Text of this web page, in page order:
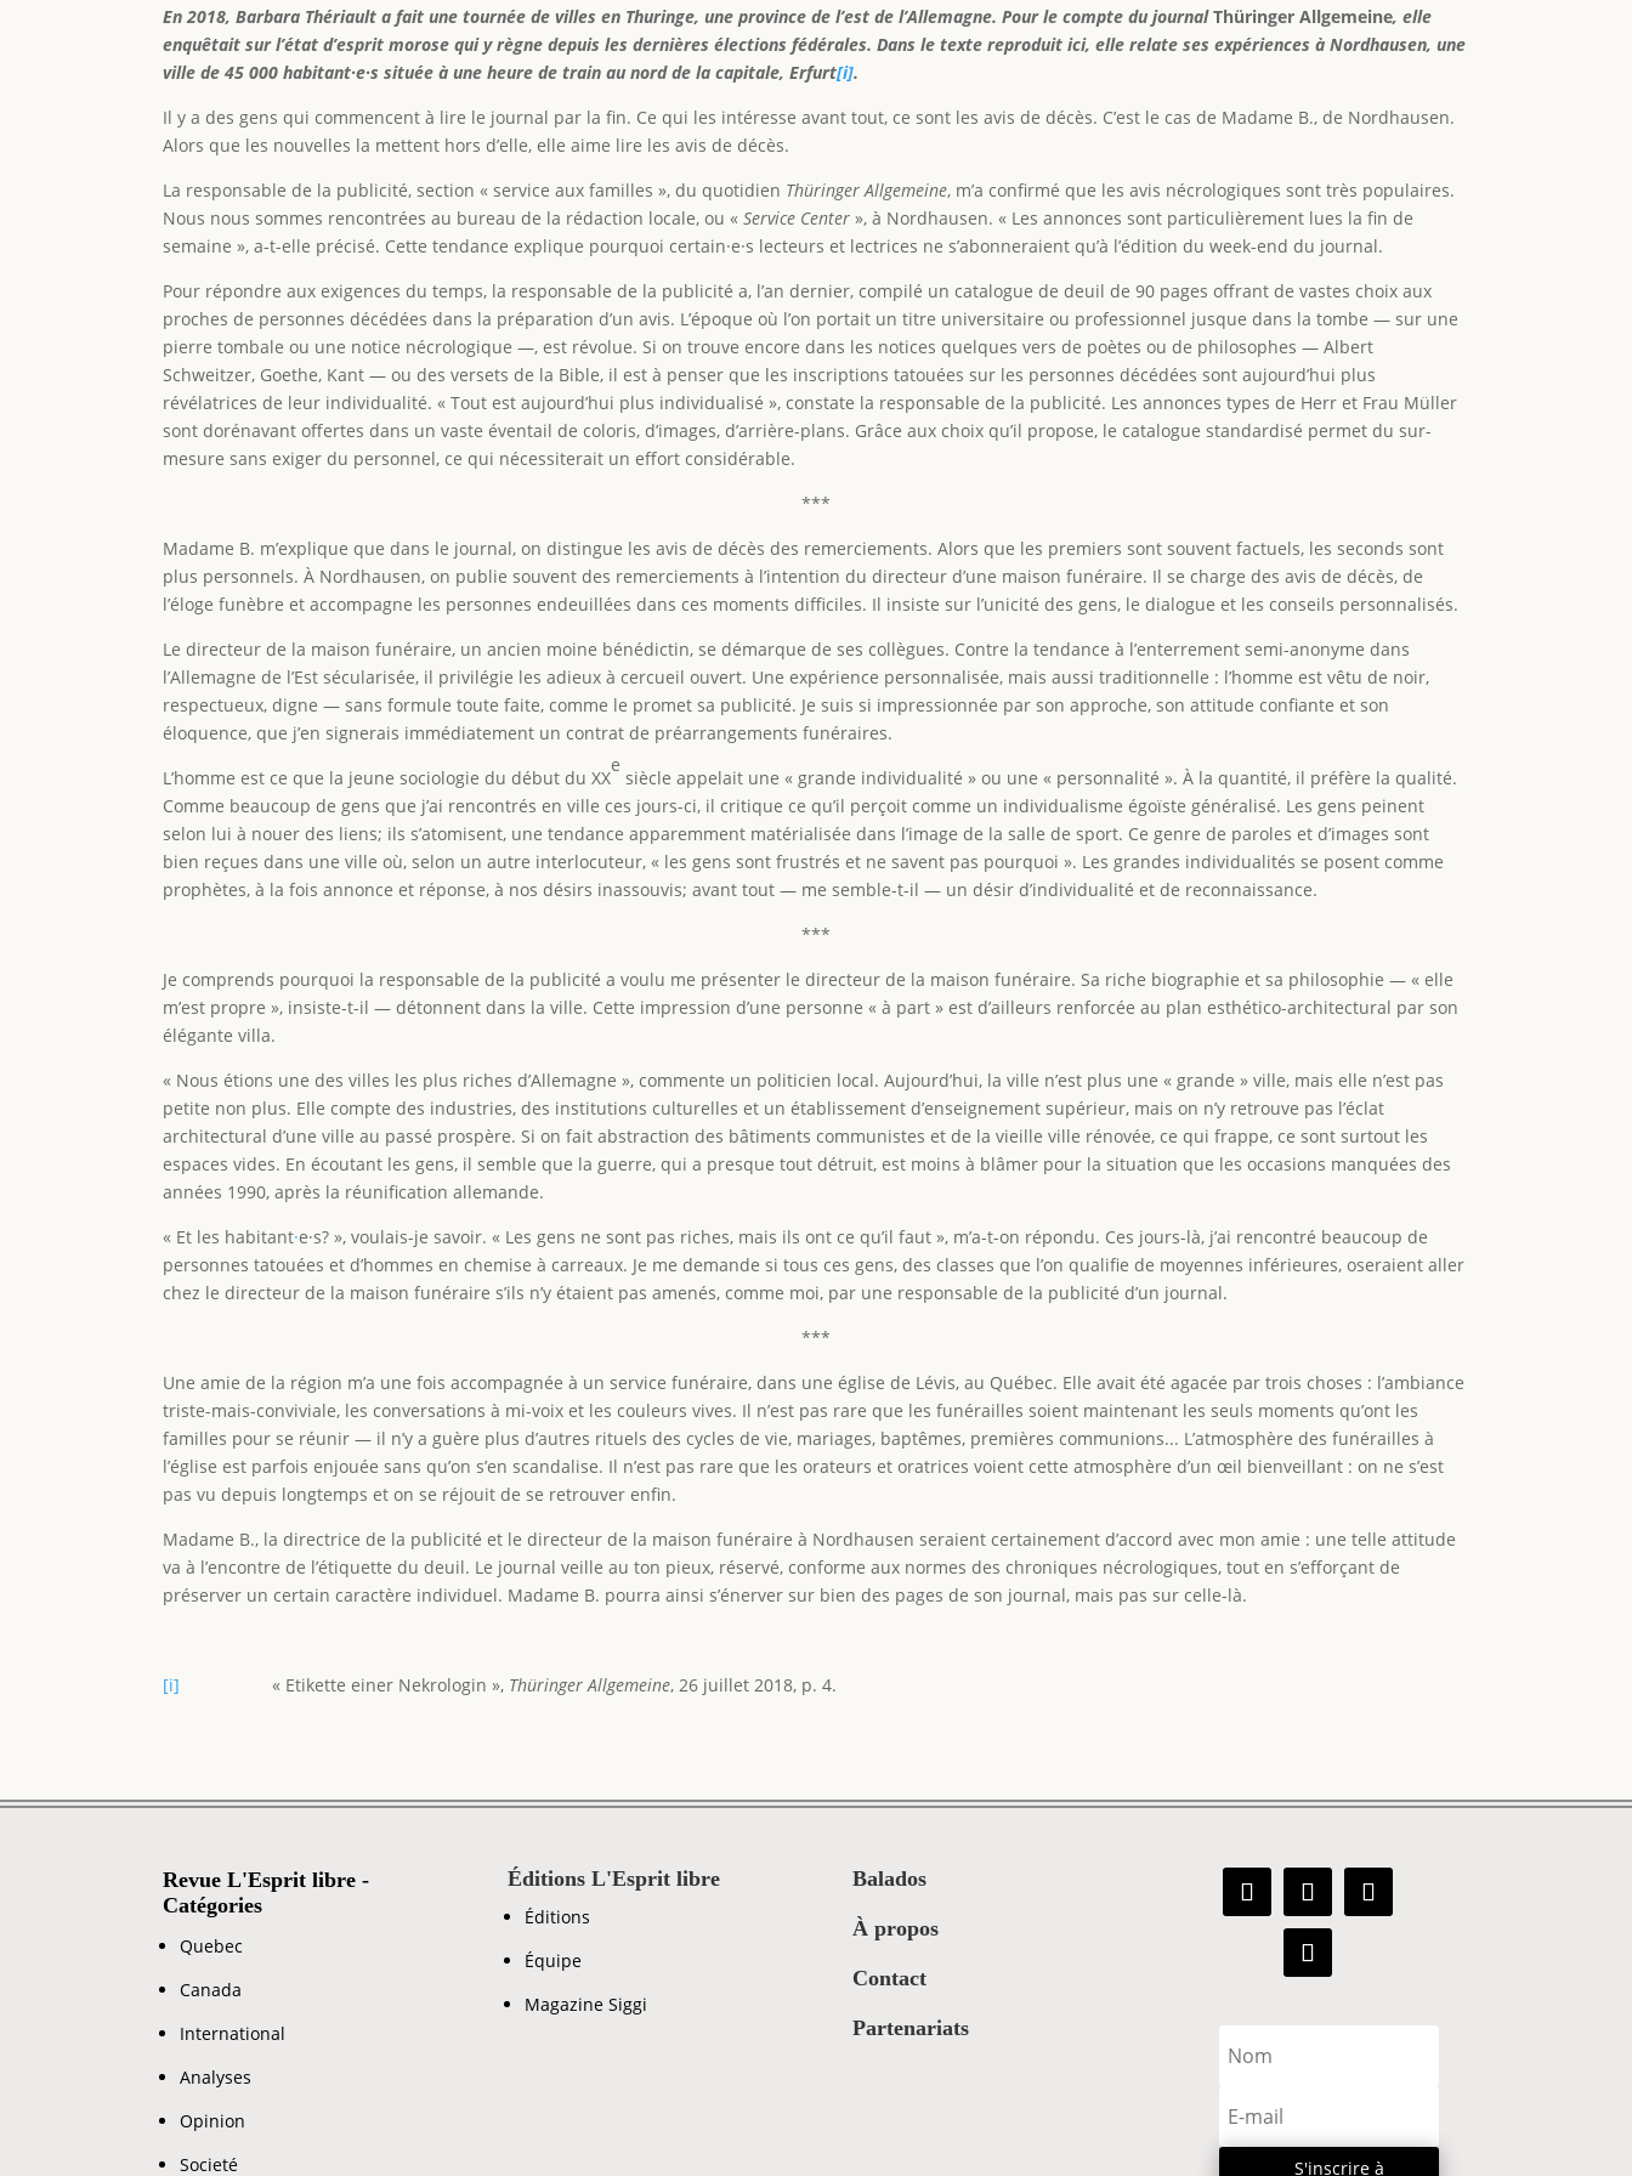
En 2018, Barbara Thériault a fait une tournée de villes en Thuringe, une province de l’est de l’Allemagne. Pour le compte du journalThüringer Allgemeine, elle
enquêtait sur l’état d’esprit morose qui y règne depuis les dernières élections fédérales. Dans le texte reproduit ici, elle relate ses expériences à Nordhausen, une
ville de 45 000 habitant·e·s située à une heure de train au nord de la capitale, Erfurt[i].
Il y a des gens qui commencent à lire le journal par la fin. Ce qui les intéresse avant tout, ce sont les avis de décès. C’est le cas de Madame B., de Nordhausen.
Alors que les nouvelles la mettent hors d’elle, elle aime lire les avis de décès.
La responsable de la publicité, section « service aux familles », du quotidien Thüringer Allgemeine, m’a confirmé que les avis nécrologiques sont très populaires.
Nous nous sommes rencontrées au bureau de la rédaction locale, ou «Service Center », à Nordhausen. « Les annonces sont particulièrement lues la fin de
semaine », a-t-elle précisé. Cette tendance explique pourquoi certain·e·s lecteurs et lectrices ne s’abonneraient qu’à l’édition du week-end du journal.
Pour répondre aux exigences du temps, la responsable de la publicité a, l’an dernier, compilé un catalogue de deuil de 90 pages offrant de vastes choix aux
proches de personnes décédées dans la préparation d’un avis. L’époque où l’on portait un titre universitaire ou professionnel jusque dans la tombe — sur une
pierre tombale ou une notice nécrologique —, est révolue. Si on trouve encore dans les notices quelques vers de poètes ou de philosophes — Albert
Schweitzer, Goethe, Kant — ou des versets de la Bible, il est à penser que les inscriptions tatouées sur les personnes décédées sont aujourd’hui plus
révélatrices de leur individualité. « Tout est aujourd’hui plus individualisé », constate la responsable de la publicité. Les annonces types de Herr et Frau Müller
sont dorénavant offertes dans un vaste éventail de coloris, d’images, d’arrière-plans. Grâce aux choix qu’il propose, le catalogue standardisé permet du sur-
mesure sans exiger du personnel, ce qui nécessiterait un effort considérable.
***
Madame B. m’explique que dans le journal, on distingue les avis de décès des remerciements. Alors que les premiers sont souvent factuels, les seconds sont
plus personnels. À Nordhausen, on publie souvent des remerciements à l’intention du directeur d’une maison funéraire. Il se charge des avis de décès, de
l’éloge funèbre et accompagne les personnes endeuillées dans ces moments difficiles. Il insiste sur l’unicité des gens, le dialogue et les conseils personnalisés.
Le directeur de la maison funéraire, un ancien moine bénédictin, se démarque de ses collègues. Contre la tendance à l’enterrement semi-anonyme dans
l’Allemagne de l’Est sécularisée, il privilégie les adieux à cercueil ouvert. Une expérience personnalisée, mais aussi traditionnelle : l’homme est vêtu de noir,
respectueux, digne — sans formule toute faite, comme le promet sa publicité. Je suis si impressionnée par son approche, son attitude confiante et son
éloquence, que j’en signerais immédiatement un contrat de préarrangements funéraires.
L’homme est ce que la jeune sociologie du début du XX
e
siècle appelait une « grande individualité » ou une « personnalité ». À la quantité, il préfère la qualité.
Comme beaucoup de gens que j’ai rencontrés en ville ces jours-ci, il critique ce qu’il perçoit comme un individualisme égoïste généralisé. Les gens peinent
selon lui à nouer des liens; ils s’atomisent, une tendance apparemment matérialisée dans l’image de la salle de sport. Ce genre de paroles et d’images sont
bien reçues dans une ville où, selon un autre interlocuteur, « les gens sont frustrés et ne savent pas pourquoi ». Les grandes individualités se posent comme
prophètes, à la fois annonce et réponse, à nos désirs inassouvis; avant tout — me semble-t-il — un désir d’individualité et de reconnaissance.
***
Je comprends pourquoi la responsable de la publicité a voulu me présenter le directeur de la maison funéraire. Sa riche biographie et sa philosophie — « elle
m’est propre », insiste-t-il — détonnent dans la ville. Cette impression d’une personne « à part » est d’ailleurs renforcée au plan esthético-architectural par son
élégante villa.
« Nous étions une des villes les plus riches d’Allemagne », commente un politicien local. Aujourd’hui, la ville n’est plus une « grande » ville, mais elle n’est pas
petite non plus. Elle compte des industries, des institutions culturelles et un établissement d’enseignement supérieur, mais on n’y retrouve pas l’éclat
architectural d’une ville au passé prospère. Si on fait abstraction des bâtiments communistes et de la vieille ville rénovée, ce qui frappe, ce sont surtout les
espaces vides. En écoutant les gens, il semble que la guerre, qui a presque tout détruit, est moins à blâmer pour la situation que les occasions manquées des
années 1990, après la réunification allemande.
« Et les habitant·e·s? », voulais-je savoir. « Les gens ne sont pas riches, mais ils ont ce qu’il faut », m’a-t-on répondu. Ces jours-là, j’ai rencontré beaucoup de
personnes tatouées et d’hommes en chemise à carreaux. Je me demande si tous ces gens, des classes que l’on qualifie de moyennes inférieures, oseraient aller
chez le directeur de la maison funéraire s’ils n’y étaient pas amenés, comme moi, par une responsable de la publicité d’un journal.
***
Une amie de la région m’a une fois accompagnée à un service funéraire, dans une église de Lévis, au Québec. Elle avait été agacée par trois choses : l’ambiance
triste-mais-conviviale, les conversations à mi-voix et les couleurs vives. Il n’est pas rare que les funérailles soient maintenant les seuls moments qu’ont les
familles pour se réunir — il n’y a guère plus d’autres rituels des cycles de vie, mariages, baptêmes, premières communions... L’atmosphère des funérailles à
l’église est parfois enjouée sans qu’on s’en scandalise. Il n’est pas rare que les orateurs et oratrices voient cette atmosphère d’un œil bienveillant : on ne s’est
pas vu depuis longtemps et on se réjouit de se retrouver enfin.
Madame B., la directrice de la publicité et le directeur de la maison funéraire à Nordhausen seraient certainement d’accord avec mon amie : une telle attitude
va à l’encontre de l’étiquette du deuil. Le journal veille au ton pieux, réservé, conforme aux normes des chroniques nécrologiques, tout en s’efforçant de
préserver un certain caractère individuel. Madame B. pourra ainsi s’énerver sur bien des pages de son journal, mais pas sur celle-là.
[i] « Etikette einer Nekrologin », Thüringer Allgemeine, 26 juillet 2018, p. 4.
Revue L'Esprit libre -
Catégories
Quebec
Canada
International
Analyses
Opinion
Societé
Éditions L'Esprit libre
Éditions
Équipe
Magazine Siggi
Balados
À propos
Contact
Partenariats
S'inscrire à